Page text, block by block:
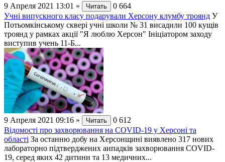
9 Апреля 2021 13:01 » Читать 0 664
Учні випускного класу подарували Херсону клумбу троянд У
Потьомкінському сквері учні школи № 31 висадили 100 кущів
троянд у рамках акції "Я люблю Херсон" Ініціатором заходу
виступив учень 11-Б...
9 Апреля 2021 09:16 » Читать 0 612
Відомості про захворювання на СОVID-19 у Херсоні та
області За останню добу на Херсонщині виявлено 317 нових
лабораторно підтверджених аипадків захворювання СОVID-
19, серед яких 42 дитини та 13 медичних...